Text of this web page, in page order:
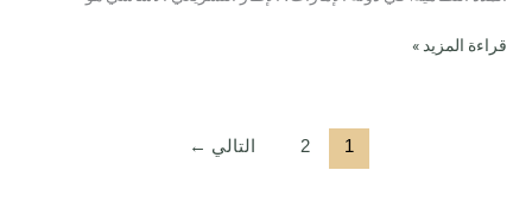
قراءة المزيد »
1
2 التالي ←